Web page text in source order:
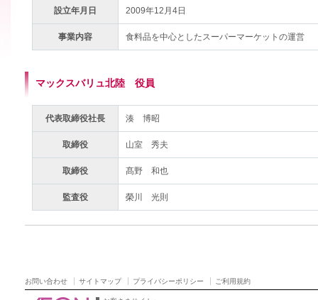
設立年月日 2009年12月4日
事業内容 食料品を中心としたスーパーマーケットの運営
マックスバリュ北陸 役員
代表取締役社長 湊 博昭
取締役 山室 秀夫
取締役 髙野 和也
監査役 榮川 光則
お問い合わせ サイトマップ プライバシーポリシー ご利用規約